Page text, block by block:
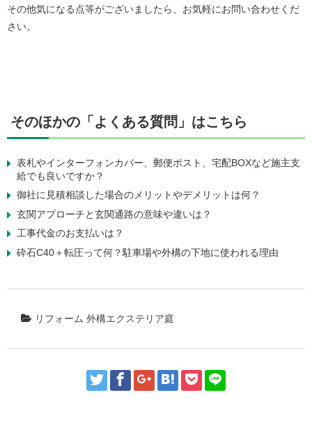
その他気になる点等がございましたら、お気軽にお問い合わせくだ
さい。
そのほかの「よくある質問」はこちら
表札やインターフォンカバー、郵便ポスト、宅配BOXなど施主支
給でも良いですか？
御社に見積相談した場合のメリットやデメリットは何？
玄関アプローチと玄関通路の意味や違いは？
工事代金のお支払いは？
砕石C40＋転圧って何？駐車場や外構の下地に使われる理由
リフォーム 外構エクステリア庭